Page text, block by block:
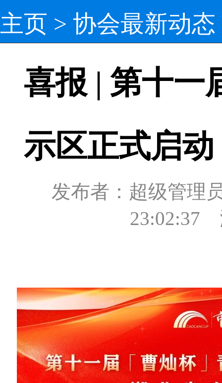
主页 > 协会最新动态
喜报 | 第十一
示区正式启动
发布者：超级管理
23:02:37